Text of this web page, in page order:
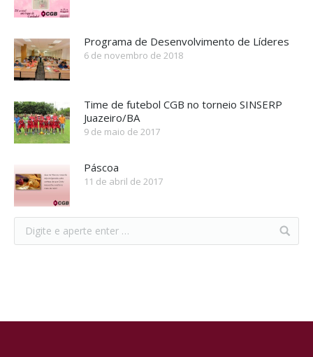
Programa de Desenvolvimento de Líderes
6 de novembro de 2018
Time de futebol CGB no torneio SINSERP
Juazeiro/BA
9 de maio de 2017
Páscoa
11 de abril de 2017